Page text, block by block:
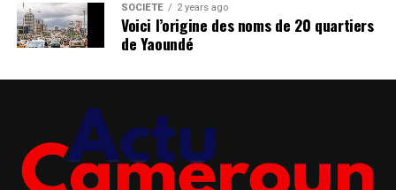
SOCIÉTÉ 2 years ago
Voici l’origine des noms de 20 quartiers
de Yaoundé